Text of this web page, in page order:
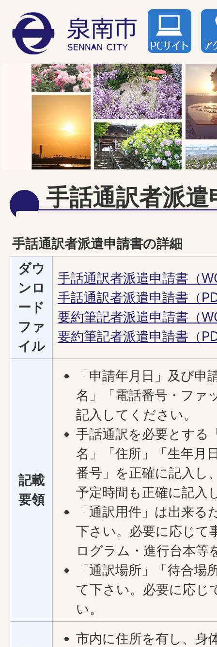
手話通訳者派遣
手話通訳者派遣申請書の詳細
ダウ
ンロ
ード
ファ
イル
手話通訳者派遣申請書（
手話通訳者派遣申請書（
要約筆記者派遣申請書（
要約筆記者派遣申請書（
記載
要領
「申請年月日」及び申
名」「電話番号・ファ
記入してください。
手話通訳を必要とする
名」「住所」「生年月
番号」を正確に記入し
予定時間も正確に記入
「通訳用件」は出来
下さい。必要に応じて
ログラム・進行台本等
「通訳場所」「待合
て下さい。必要に応じ
い。
市内に住所を有し、身